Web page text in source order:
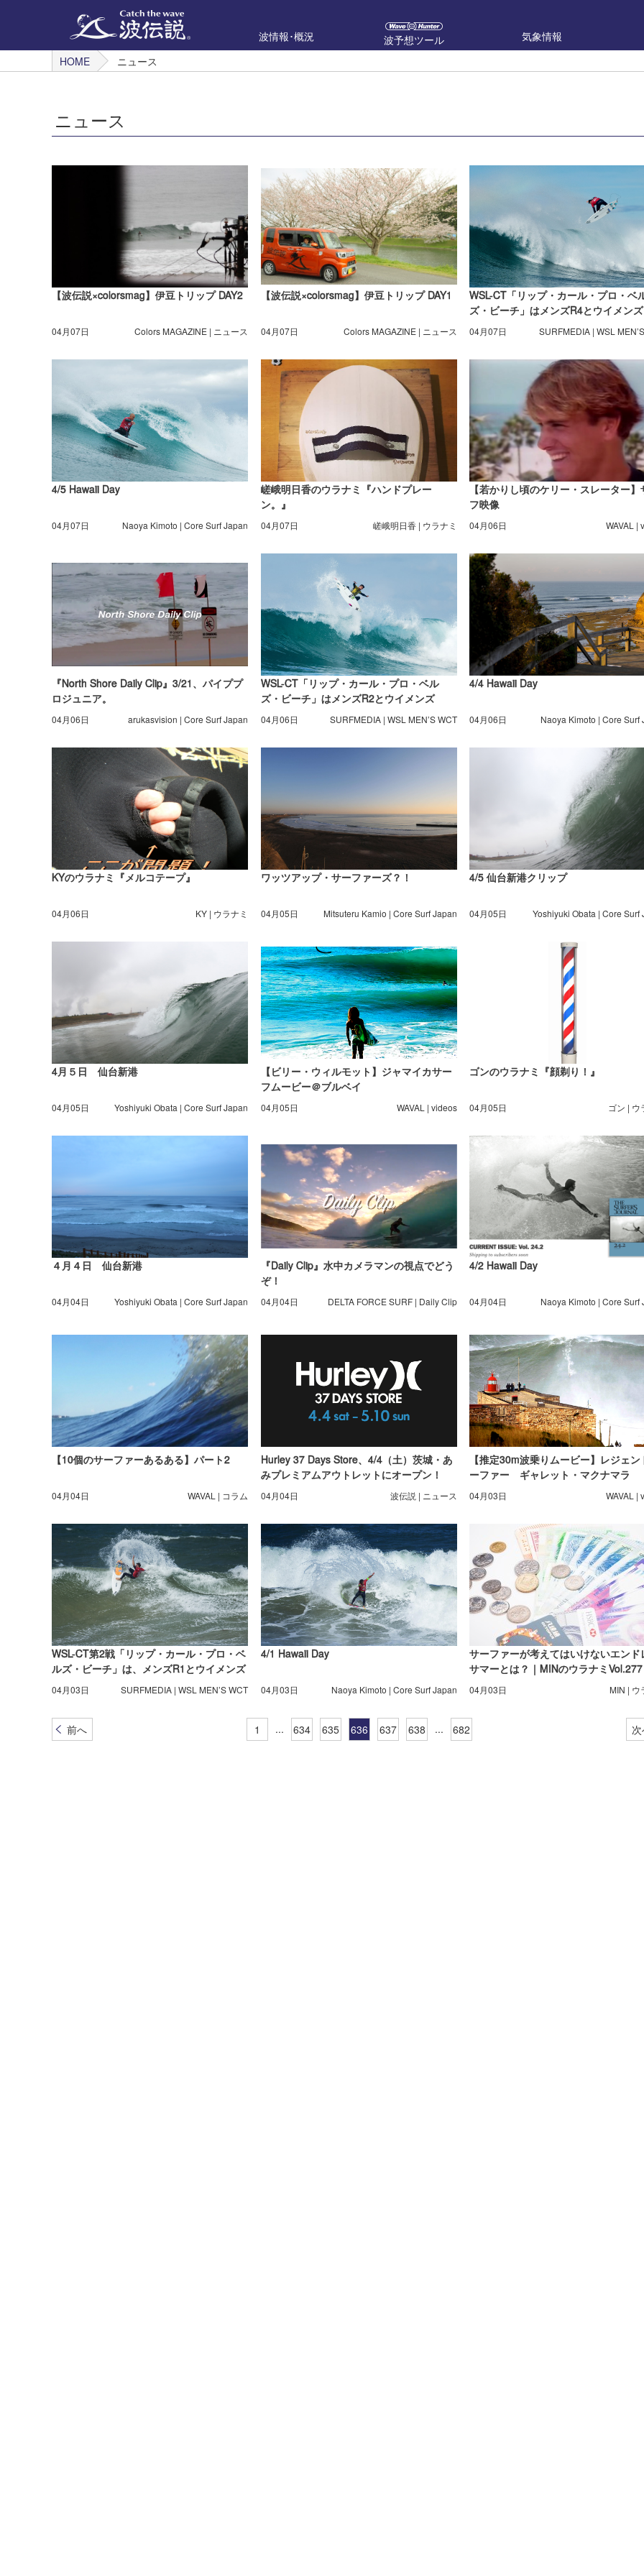
波情報･概況 波予想ツール
気象情報
HOME
ニュース
ニュース
【波伝説×colorsmag】伊豆トリップ DAY2
04月07日 Colors MAGAZINE | ニュース
【波伝説×colorsmag】伊豆トリップ DAY1
04月07日 Colors MAGAZINE | ニュース
WSL-CT「リップ・カール・プロ・ベ
ズ・ビーチ」はメンズR4とウイメン
まで完了。
04月07日 SURFMEDIA | WSL
4/5 Hawaii Day
04月07日 Naoya Kimoto | Core Surf Japan
嵯峨明日香のウラナミ『ハンドプレー
ン。』
04月07日 嵯峨明日香 | ウラナミ
【若かりし頃のケリー・スレーター】
フ映像
04月06日 WAVAL |
『North Shore Daily Clip』3/21、パイププ
ロジュニア。
04月06日 arukasvision | Core Surf Japan
WSL-CT「リップ・カール・プロ・ベル
ズ・ビーチ」はメンズR2とウイメンズ
R3H2まで完了
04月06日 SURFMEDIA | WSL MEN’S WCT
4/4 Hawaii Day
04月06日 Naoya Kimoto | Core Surf
KYのウラナミ『メルコテープ』
04月06日 KY | ウラナミ
ワッツアップ・サーファーズ？！
04月05日 Mitsuteru Kamio | Core Surf Japan
4/5 仙台新港クリップ
04月05日 Yoshiyuki Obata | Core Surf
4月５日 仙台新港
04月05日 Yoshiyuki Obata | Core Surf Japan
【ビリー・ウィルモット】ジャマイカサー
フムービー＠ブルベイ
04月05日 WAVAL | videos
ゴンのウラナミ『顔剃り！』
04月05日 ゴン | ウ
４月４日 仙台新港
04月04日 Yoshiyuki Obata | Core Surf Japan
『Daily Clip』水中カメラマンの視点でどう
ぞ！
04月04日 DELTA FORCE SURF | Daily Clip
4/2 Hawaii Day
04月04日 Naoya Kimoto | Core Surf
【10個のサーファーあるある】パート2
04月04日 WAVAL | コラム
Hurley 37 Days Store、4/4（土）茨城・あ
みプレミアムアウトレットにオープン！
04月04日 波伝説 | ニュース
【推定30m波乗りムービー】レジェン
ーファー ギャレット・マクナマラ
04月03日 WAVAL |
WSL-CT第2戦「リップ・カール・プロ・ベ
ルズ・ビーチ」は、メンズR1とウイメンズ
R1が完了
04月03日 SURFMEDIA | WSL MEN’S WCT
4/1 Hawaii Day
04月03日 Naoya Kimoto | Core Surf Japan
サーファーが考えてはいけないエンド
サマーとは？｜MINのウラナミVol.277
04月03日 MIN | ウ
前へ 1 ... 634 635 636 637 638 ... 682